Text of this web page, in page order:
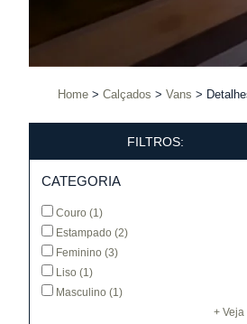
Home Calçados Vans
FILTROS:
CATEGORIA
Couro (1)
Estampado (2)
Feminino (3)
Liso (1)
Masculino (1)
+ Veja